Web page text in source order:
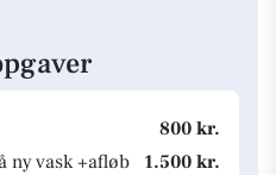
800 kr.
ny vask +afløb
1.500 kr.